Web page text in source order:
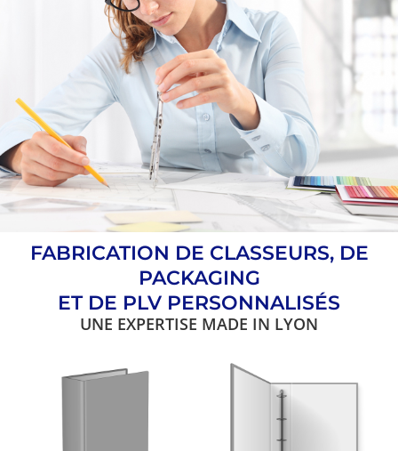
FABRICATION DE CLASSEURS, DE
PACKAGING
ET DE PLV PERSONNALISÉS
UNE EXPERTISE MADE IN LYON